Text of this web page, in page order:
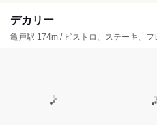
デカリー
亀戸駅 174m / ビストロ、ステーキ、フ